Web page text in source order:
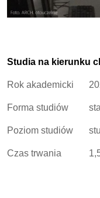
Studia na kierunku
Rok akademicki
Forma studiów
Poziom studiów
Czas trwania